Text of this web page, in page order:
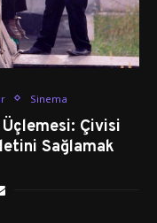
Sinema
Çivisi
Sağlamak